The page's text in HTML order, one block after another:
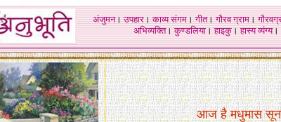
अंजुमन।उपहार।काव्य संगम।गीत।गौरव ग्राम।
अभिव्यक्ति।कुण्डलिया।हाइकु।हास्य व्यंग्य।
आज है मधुमास